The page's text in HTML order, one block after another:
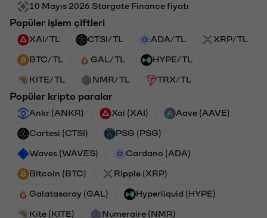
10 Mayıs 2026 Stargate Finance fiyatı
Popüler işlem çiftleri
XAI/TL CTSI/TL ADA/TL XRP/TL
BTC/TL GAL/TL HYPE/TL
KITE/TL NMR/TL TRX/TL
Popüler kripto paralar
Ankr (ANKR) Xai (XAI) Aave (AAVE)
Cartesi (CTSI) PSG (PSG)
Waves (WAVES) Cardano (ADA)
Bitcoin (BTC) Ripple (XRP)
Galatasaray (GAL) Hyperliquid (HYPE)
Kite (KITE) Numeraire (NMR)